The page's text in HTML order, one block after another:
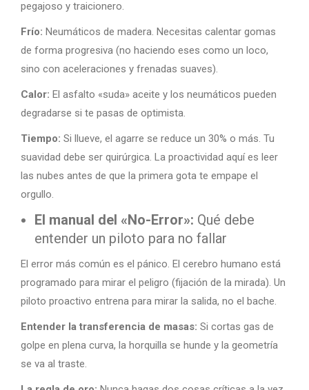
pegajoso y traicionero.
Frío: Neumáticos de madera. Necesitas calentar gomas
de forma progresiva (no haciendo eses como un loco,
sino con aceleraciones y frenadas suaves).
Calor: El asfalto «suda» aceite y los neumáticos pueden
degradarse si te pasas de optimista.
Tiempo: Si llueve, el agarre se reduce un 30% o más. Tu
suavidad debe ser quirúrgica. La proactividad aquí es leer
las nubes antes de que la primera gota te empape el
orgullo.
El manual del «No-Error»: Qué debe
entender un piloto para no fallar
El error más común es el pánico. El cerebro humano está
programado para mirar el peligro (fijación de la mirada). Un
piloto proactivo entrena para mirar la salida, no el bache.
Entender la transferencia de masas: Si cortas gas de
golpe en plena curva, la horquilla se hunde y la geometría
se va al traste.